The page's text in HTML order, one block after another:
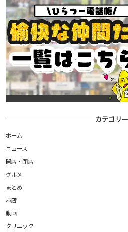
カテゴリー
ホーム
ニュース
開店・閉店
グルメ
まとめ
お店
動画
クリニック